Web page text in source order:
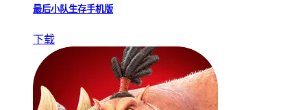
最后小队生存手机版
下载